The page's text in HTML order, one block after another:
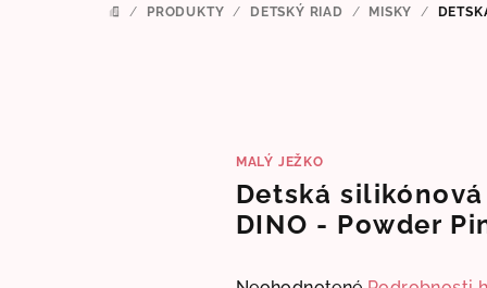
DOMOV
/ PRODUKTY / DETSKÝ RIAD / MISKY /
MALÝ JEŽKO
Detská
DINO - Powder